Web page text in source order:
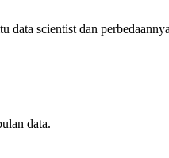
data scientist dan
data.